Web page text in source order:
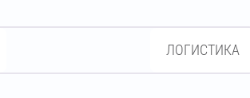
ЛОГИСТИКА